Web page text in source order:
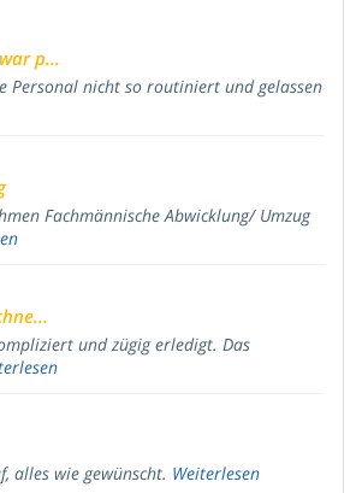
p...
Personal nicht so routiniert und gelassen
Fachmännische Abwicklung/ Umzug
und zügig erledigt. Das
alles wie gewünscht. Weiterlesen